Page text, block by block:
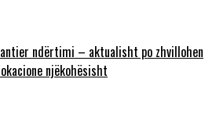
ndërtimi – aktualisht po zhvillohen
njëkohësisht